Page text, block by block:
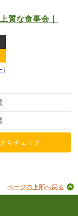
質な食事会｜
)
らチェック
ページの上部へ戻る